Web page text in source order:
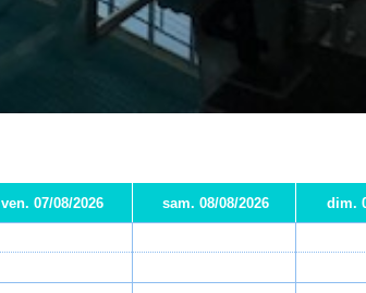
ven. 07/08/2026 sam. 08/08/2026 dim.